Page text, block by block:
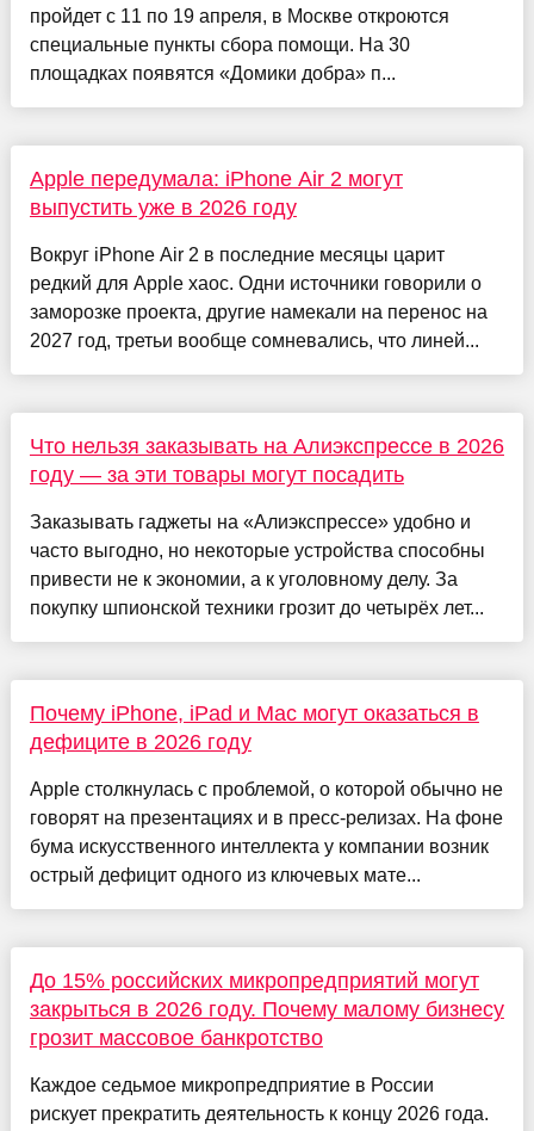
пройдет с 11 по 19 апреля, в Москве откроются
специальные пункты сбора помощи. На 30
площадках появятся «Домики добра» п...
Apple передумала: iPhone Air 2 могут
выпустить уже в 2026 году
Вокруг iPhone Air 2 в последние месяцы царит
редкий для Apple хаос. Одни источники говорили о
заморозке проекта, другие намекали на перенос на
2027 год, третьи вообще сомневались, что линей...
Что нельзя заказывать на Алиэкспрессе в 2026
году — за эти товары могут посадить
Заказывать гаджеты на «Алиэкспрессе» удобно и
часто выгодно, но некоторые устройства способны
привести не к экономии, а к уголовному делу. За
покупку шпионской техники грозит до четырёх лет...
Почему iPhone, iPad и Mac могут оказаться в
дефиците в 2026 году
Apple столкнулась с проблемой, о которой обычно не
говорят на презентациях и в пресс-релизах. На фоне
бума искусственного интеллекта у компании возник
острый дефицит одного из ключевых мате...
До 15% российских микропредприятий могут
закрыться в 2026 году. Почему малому бизнесу
грозит массовое банкротство
Каждое седьмое микропредприятие в России
рискует прекратить деятельность к концу 2026 года.